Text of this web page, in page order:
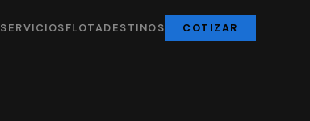
SERVICIOSFLOTADESTINOS COTIZAR